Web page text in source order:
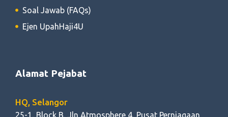
Soal Jawab (FAQs)
Ejen UpahHaji4U
Alamat Pejabat
HQ, Selangor
25-1, Block B, Jln Atmosphere 4, Pusat Perniagaan